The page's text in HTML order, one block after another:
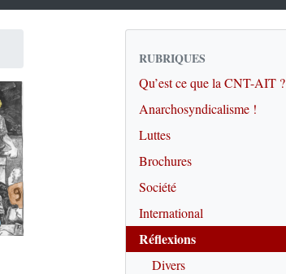
RUBRIQUES
Qu’est ce que la CNT-AIT ?
Anarchosyndicalisme !
Luttes
Brochures
Société
International
Réflexions
Divers